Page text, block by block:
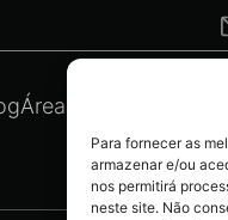
Para fornecer as
armazenar e/ou
nos permitirá
neste site. Não
Área Legal